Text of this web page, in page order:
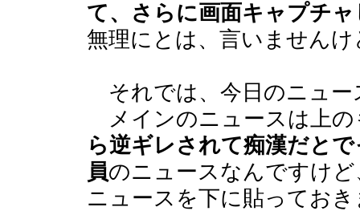
て、さらに画面キャプチ
無理にとは、言いませんけ
それでは、今日のニュー
メインのニュースは上の
ら逆ギレされて痴漢だと
員のニュースなんですけ
ニュースを下に貼ってお